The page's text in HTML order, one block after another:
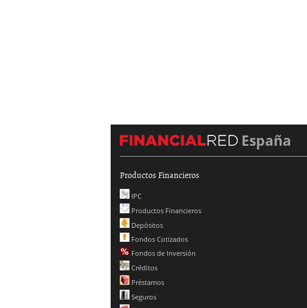
España
Productos Financieros
IPC
Productos Financieros
Depósitos
Fondos Cotizados
Fondos de Inversión
Créditos
Préstamos
Seguros